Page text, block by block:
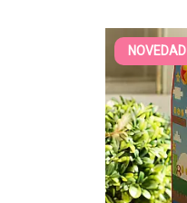
NOVEDAD